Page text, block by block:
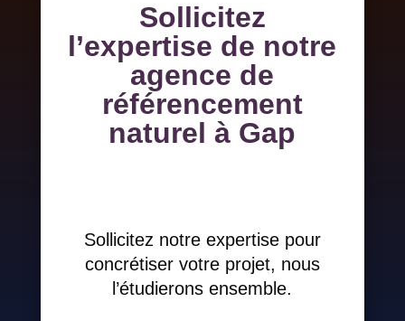
Sollicitez
l’expertise de notre
agence de
référencement
naturel à Gap
Sollicitez notre expertise pour
concrétiser votre projet, nous
l’étudierons ensemble.